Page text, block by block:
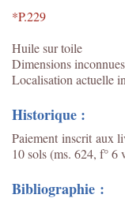
*P.229
Huile sur toile
Dimensions
Localisation actuelle
Historique :
Paiement inscrit aux
10 sols (ms. 624, f° 6
Bibliographie :